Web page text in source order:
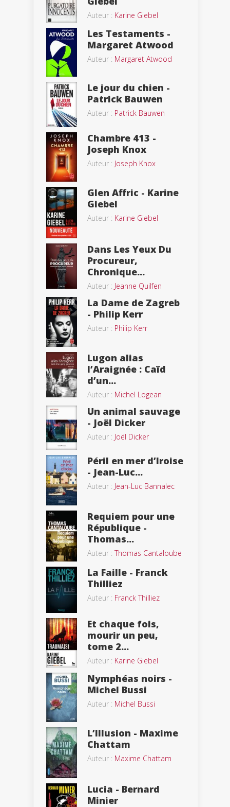
Auteur : Karine Giebel
Les Testaments -
Margaret Atwood
Auteur : Margaret Atwood
Le jour du chien -
Patrick Bauwen
Auteur : Patrick Bauwen
Chambre 413 -
Joseph Knox
Auteur : Joseph Knox
Glen Affric - Karine
Giebel
Auteur : Karine Giebel
Dans Les Yeux Du
Procureur,
Chronique...
Auteur : Jeanne Quilfen
La Dame de Zagreb
- Philip Kerr
Auteur : Philip Kerr
Lugon alias
l’Araignée : Caïd
d’un...
Auteur : Michel Logean
Un animal sauvage
- Joël Dicker
Auteur : Joël Dicker
Péril en mer d’Iroise
- Jean-Luc...
Auteur : Jean-Luc Bannalec
Requiem pour une
République -
Thomas...
Auteur :Thomas Cantaloube
La Faille - Franck
Thilliez
Auteur : Franck Thilliez
Et chaque fois,
mourir un peu,
tome 2...
Auteur : Karine Giebel
Nymphéas noirs -
Michel Bussi
Auteur : Michel Bussi
L’Illusion - Maxime
Chattam
Auteur : Maxime Chattam
Lucia - Bernard
Minier